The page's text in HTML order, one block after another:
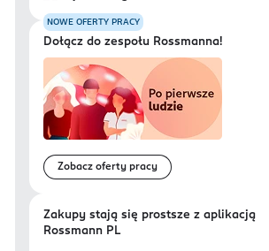
NOWE OFERTY PRACY
Dołącz do zespołu Rossmanna!
Zobacz oferty pracy
Zakupy stają się prostsze z aplikacją
Rossmann PL